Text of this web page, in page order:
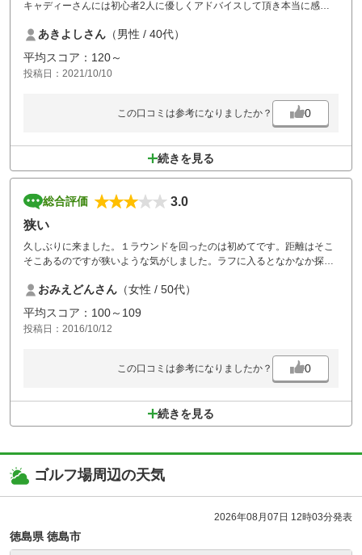
キャディーさんには初心者2人に優しくアドバイスして頂き本当に感謝
また行かせてもらいます。
あきよしさん （男性 / 40代）
平均スコア：120～
投稿日：2021/10/10
この口コミは参考になりましたか？ 0
続きを見る
総合評価
3.0
狭い
久しぶりに来ました。１ラウンドを回ったのは初めてです。距離はそこ
そこあるのですが狭いような気がしました。ラフに入るとなかなか探し
嬉しかったです。朝は日が強くてボールが見えにくかったです。
おみえどんさん （女性 / 50代）
平均スコア：100～109
投稿日：2016/10/12
この口コミは参考になりましたか？ 0
続きを見る
ゴルフ場周辺の天気
2026年08月07日 12時03分発表
徳島県 徳島市